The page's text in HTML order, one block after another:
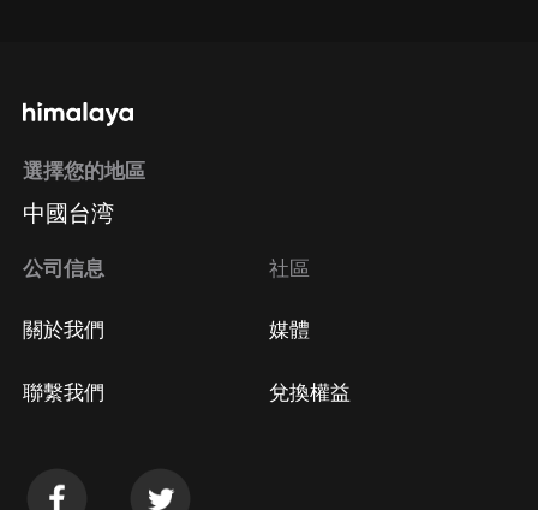
選擇您的地區
中國台湾
公司信息
關於我們
聯繫我們
社區
媒體
兌換權益